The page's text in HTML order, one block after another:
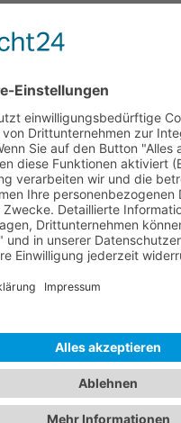
Google Maps is
this Service (Google Maps).
embedded third party
allowed to display until you
consent. For this third party
to load, please click
More Information
Accept
Management Platform&
Impressum
Datenschutz
Pflichtinformation gem.